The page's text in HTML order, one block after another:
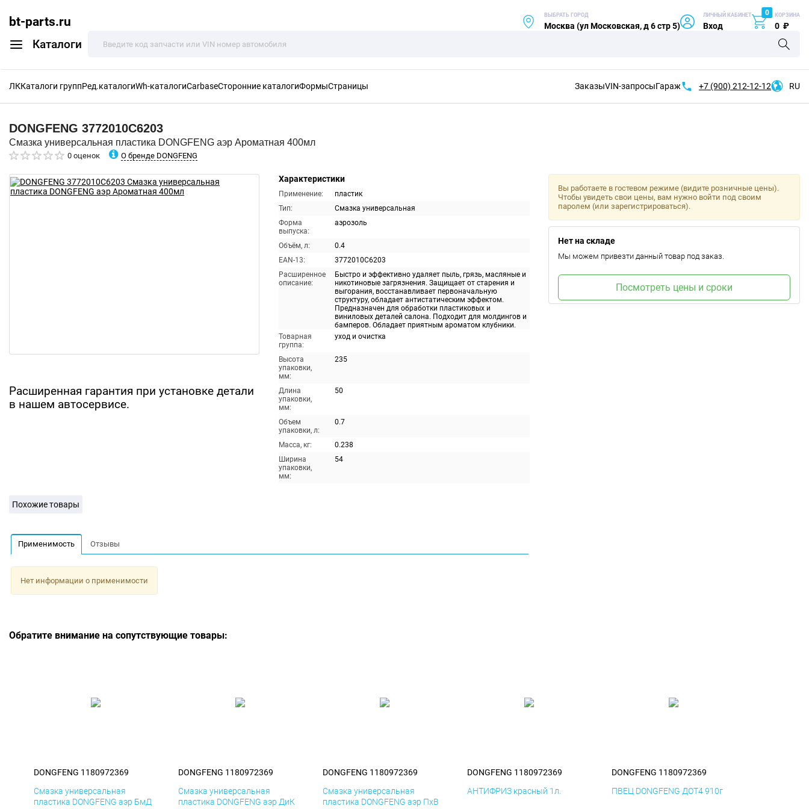
bt-parts.ru
Каталоги
ВЫБРАТЬ ГОРОД
Москва (ул Московская, д 6 стр 5)
ЛИЧНЫЙ КАБИНЕТ
Вход
0 КОРЗИНА
0 ₽
ЛККаталоги группРед.каталогиWh-каталогиCarbaseСторонние каталогиФормыСтраницы ЗаказыVIN-запросыГараж +7 (900) 212-12-12 RU
DONGFENG 3772010C6203
Смазка универсальная пластика DONGFENG аэр Ароматная 400мл
0 оценок О бренде DONGFENG
Расширенная гарантия при установке детали
в нашем автосервисе.
Характеристики
Применение:
пластик
Тип:
Смазка универсальная
Форма
выпуска:
аэрозоль
Объём, л:
0.4
EAN-13:
3772010C6203
Расширенное
описание:
Быстро и эффективно удаляет пыль, грязь, масляные и
никотиновые загрязнения. Защищает от старения и
выгорания, восстанавливает первоначальную
структуру, обладает антистатическим эффектом.
Предназначен для обработки пластиковых и
виниловых деталей салона. Подходит для молдингов и
бамперов. Обладает приятным ароматом клубники.
Товарная
группа:
уход и очистка
Высота
упаковки,
мм:
235
Длина
упаковки,
мм:
50
Объем
упаковки, л:
0.7
Масса, кг:
0.238
Ширина
упаковки,
мм:
54
Вы работаете в гостевом режиме (видите розничные цены).
Чтобы увидеть свои цены, вам нужно войти под своим
паролем (или зарегистрироваться).
Нет на складе
Мы можем привезти данный товар под заказ.
Посмотреть цены и сроки
Похожие товары
Применимость Отзывы
Нет информации о применимости
Обратите внимание на сопутствующие товары:
DONGFENG 1180972369
Смазка универсальная
пластика DONGFENG аэр БмД
DONGFENG 1180972369
Смазка универсальная
пластика DONGFENG аэр ДиК
DONGFENG 1180972369
Смазка универсальная
пластика DONGFENG аэр ПхВ
DONGFENG 1180972369
АНТИФРИЗ красный 1л.
DONGFENG 1180972369
ПВЕЦ DONGFENG ДОТ4 910г